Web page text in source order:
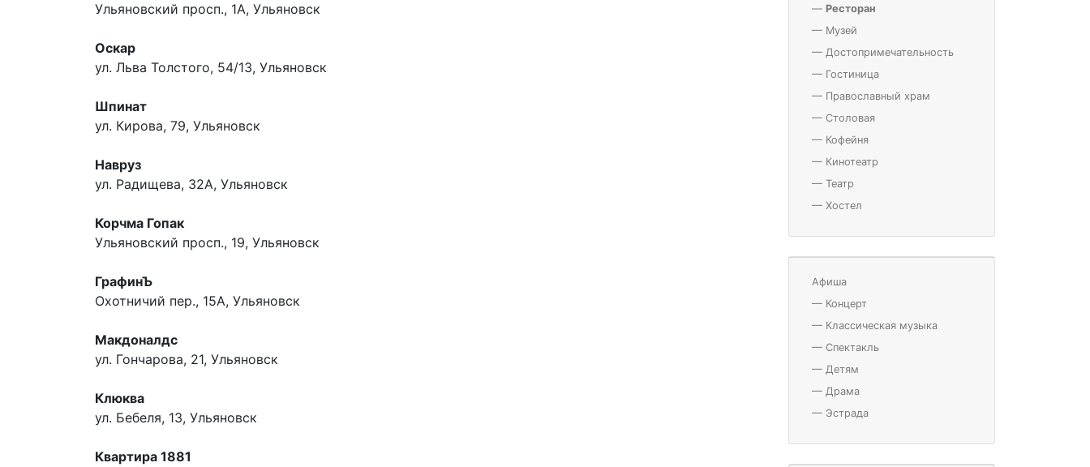
Ульяновский просп., 1А, Ульяновск
Оскар
ул. Льва Толстого, 54/13, Ульяновск
Шпинат
ул. Кирова, 79, Ульяновск
Навруз
ул. Радищева, 32А, Ульяновск
Корчма Гопак
Ульяновский просп., 19, Ульяновск
ГрафинЪ
Охотничий пер., 15А, Ульяновск
Макдоналдс
ул. Гончарова, 21, Ульяновск
Клюква
ул. Бебеля, 13, Ульяновск
Квартира 1881
— Ресторан
— Музей
— Достопримечательность
— Гостиница
— Православный храм
— Столовая
— Кофейня
— Кинотеатр
— Театр
— Хостел
Афиша
— Концерт
— Классическая музыка
— Спектакль
— Детям
— Драма
— Эстрада